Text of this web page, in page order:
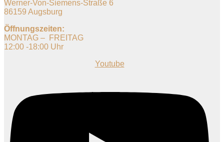
Werner-Von-Siemens-Straße 6
86159 Augsburg
Öffnungszeiten:
MONTAG – FREITAG
12:00 -18:00 Uhr
Youtube